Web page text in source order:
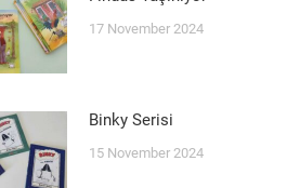
17 November 2024
Binky Serisi
15 November 2024